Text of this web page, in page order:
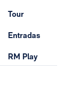
Tour
Entradas
RM Play